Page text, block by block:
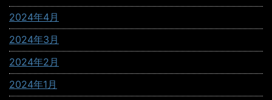
2024年4月
2024年3月
2024年2月
2024年1月